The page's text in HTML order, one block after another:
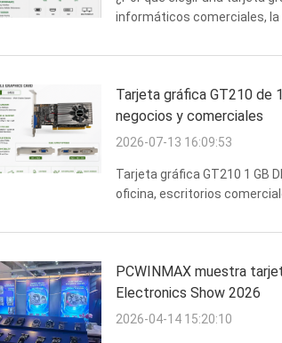
informáticos comerciales, la
Tarjeta gráfica GT210 de
negocios y comerciales
2026-07-13 16:09:53
Tarjeta gráfica GT210 1 GB
oficina, escritorios
PCWINMAX muestra
Electronics Show 2026
2026-04-14 15:20:10